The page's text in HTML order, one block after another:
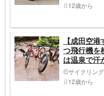
12歳から
【成田空
つ飛行機を
は温泉で汗
サイクリン
12歳から